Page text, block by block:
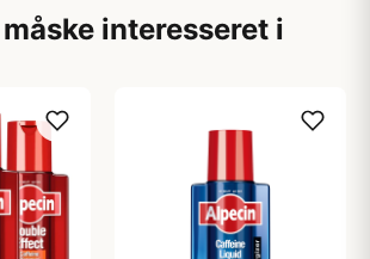
interesseret i